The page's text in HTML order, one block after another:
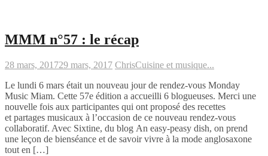
MMM n°57 : le récap
28 mars, 201729 mars, 2017 ChrisCuisine et musique...
Le lundi 6 mars était un nouveau jour de rendez-vous Monday
Music Miam. Cette 57e édition a accueilli 6 blogueuses. Merci une
nouvelle fois aux participantes qui ont proposé des recettes
et partages musicaux à l’occasion de ce nouveau rendez-vous
collaboratif. Avec Sixtine, du blog An easy-peasy dish, on prend
une leçon de bienséance et de savoir vivre à la mode anglosaxone
tout en […]